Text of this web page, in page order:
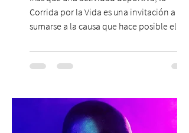
Corrida por la Vida es una invitación a
sumarse a la causa que hace posible el
desarrolla durante todo el año: brindar
orientación, contención y apoyo
experiencia del cáncer de mama y a sus
familias, además de impulsar la detección
temprana, porque la información también